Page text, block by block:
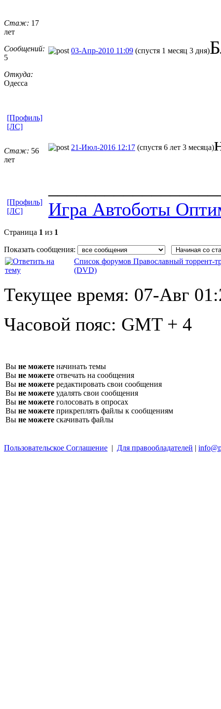
Стаж: 17
лет
Сообщений:
5
Откуда:
Одесса
03-Апр-2010 11:09 (спустя 1 месяц 3 дня)
[Профиль]
[ЛС]
Стаж: 56
лет
21-Июл-2016 12:17 (спустя 6 лет 3 месяца)
Игра Автоботы
[Профиль]
[ЛС]
Страница 1 из 1
Показать сообщения:
Список форумов Православный торрент-
(DVD)
Текущее время: 07-Авг
Часовой пояс: GMT + 4
Вы не можете начинать темы
Вы не можете отвечать на сообщения
Вы не можете редактировать свои сообщения
Вы не можете удалять свои сообщения
Вы не можете голосовать в опросах
Вы не можете прикреплять файлы к сообщениям
Вы не можете скачивать файлы
Пользовательское Соглашение | Для правообладателей |